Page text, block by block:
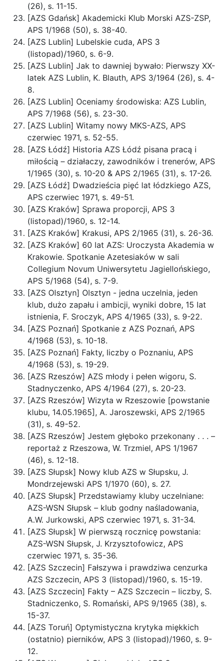
(26), s. 11-15.
[AZS Gdańsk] Akademicki Klub Morski AZS-ZSP,
APS 1/1968 (50), s. 38-40.
[AZS Lublin] Lubelskie cuda, APS 3
(listopad)/1960, s. 6-9.
[AZS Lublin] Jak to dawniej bywało: Pierwszy XX-
latek AZS Lublin, K. Blauth, APS 3/1964 (26), s. 4-
8.
[AZS Lublin] Oceniamy środowiska: AZS Lublin,
APS 7/1968 (56), s. 23-30.
[AZS Lublin] Witamy nowy MKS-AZS, APS
czerwiec 1971, s. 52-55.
[AZS Łódź] Historia AZS Łódź pisana pracą i
miłością – działaczy, zawodników i trenerów, APS
1/1965 (30), s. 10-20 & APS 2/1965 (31), s. 17-26.
[AZS Łódź] Dwadzieścia pięć lat łódzkiego AZS,
APS czerwiec 1971, s. 49-51.
[AZS Kraków] Sprawa proporcji, APS 3
(listopad)/1960, s. 12-14.
[AZS Kraków] Krakusi, APS 2/1965 (31), s. 26-36.
[AZS Kraków] 60 lat AZS: Uroczysta Akademia w
Krakowie. Spotkanie Azetesiaków w sali
Collegium Novum Uniwersytetu Jagiellońskiego,
APS 5/1968 (54), s. 7-9.
[AZS Olsztyn] Olsztyn - jedna uczelnia, jeden
klub, dużo zapału i ambicji, wyniki dobre, 15 lat
istnienia, F. Sroczyk, APS 4/1965 (33), s. 9-22.
[AZS Poznań] Spotkanie z AZS Poznań, APS
4/1968 (53), s. 10-18.
[AZS Poznań] Fakty, liczby o Poznaniu, APS
4/1968 (53), s. 19-29.
[AZS Rzeszów] AZS młody i pełen wigoru, S.
Stadnyczenko, APS 4/1964 (27), s. 20-23.
[AZS Rzeszów] Wizyta w Rzeszowie [powstanie
klubu, 14.05.1965], A. Jaroszewski, APS 2/1965
(31), s. 49-52.
[AZS Rzeszów] Jestem głęboko przekonany . . . –
reportaż z Rzeszowa, W. Trzmiel, APS 1/1967
(46), s. 12-18.
[AZS Słupsk] Nowy klub AZS w Słupsku, J.
Mondrzejewski APS 1/1970 (60), s. 27.
[AZS Słupsk] Przedstawiamy kluby uczelniane:
AZS-WSN Słupsk – klub godny naśladowania,
A.W. Jurkowski, APS czerwiec 1971, s. 31-34.
[AZS Słupsk] W pierwszą rocznicę powstania:
AZS-WSN Słupsk, J. Krzysztofowicz, APS
czerwiec 1971, s. 35-36.
[AZS Szczecin] Fałszywa i prawdziwa cenzurka
AZS Szczecin, APS 3 (listopad)/1960, s. 15-19.
[AZS Szczecin] Fakty – AZS Szczecin – liczby, S.
Stadniczenko, S. Romański, APS 9/1965 (38), s.
15-37.
[AZS Toruń] Optymistyczna krytyka miękkich
(ostatnio) pierników, APS 3 (listopad)/1960, s. 9-
12.